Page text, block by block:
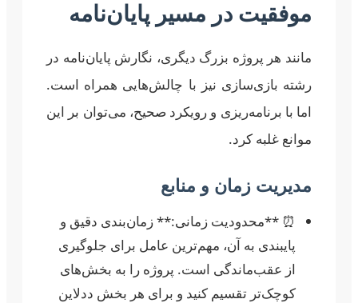
موفقیت در مسیر پایان‌نامه
مانند هر پروژه بزرگ دیگری، نگارش پایان‌نامه در
رشته بازی‌سازی نیز با چالش‌هایی همراه است.
اما با برنامه‌ریزی و رویکرد صحیح، می‌توان بر این
موانع غلبه کرد.
مدیریت زمان و منابع
⏰ **محدودیت زمانی:** زمان‌بندی دقیق و
پایبندی به آن، مهم‌ترین عامل برای جلوگیری
از عقب‌ماندگی است. پروژه را به بخش‌های
کوچک‌تر تقسیم کنید و برای هر بخش ددلاین